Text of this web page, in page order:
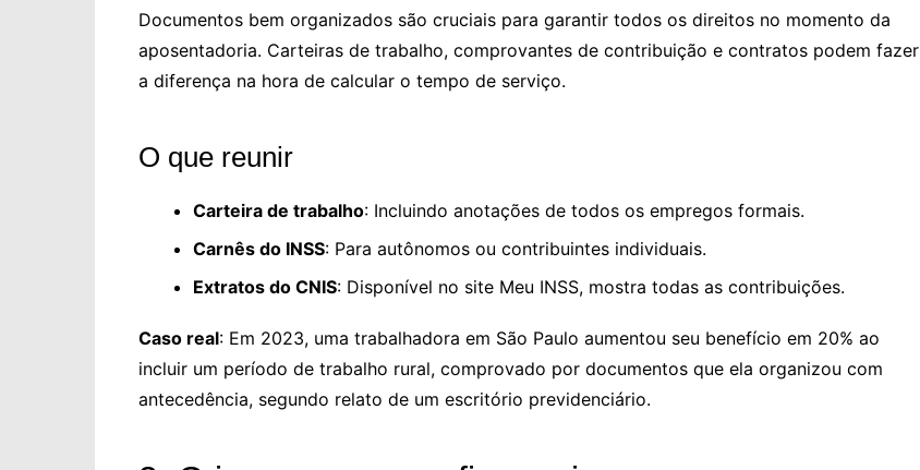
Documentos bem organizados são cruciais para garantir todos os direitos no momento da
aposentadoria. Carteiras de trabalho, comprovantes de contribuição e contratos podem fazer
a diferença na hora de calcular o tempo de serviço.
O que reunir
Carteira de trabalho: Incluindo anotações de todos os empregos formais.
Carnês do INSS: Para autônomos ou contribuintes individuais.
Extratos do CNIS: Disponível no site Meu INSS, mostra todas as contribuições.
Caso real: Em 2023, uma trabalhadora em São Paulo aumentou seu benefício em 20% ao
incluir um período de trabalho rural, comprovado por documentos que ela organizou com
antecedência, segundo relato de um escritório previdenciário.